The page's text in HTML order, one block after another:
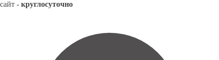
сайт - круглосуточно